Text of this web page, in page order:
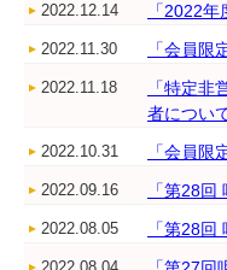
2022.12.14 「2022
2022.11.30 「会員
2022.11.18
「特定
者につい
2022.10.31 「会員
2022.09.16 「第28
2022.08.05 「第28